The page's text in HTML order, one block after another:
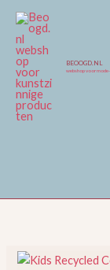
naar
inhoud
BEOOGD.NL
webshop voor mode-
Kids